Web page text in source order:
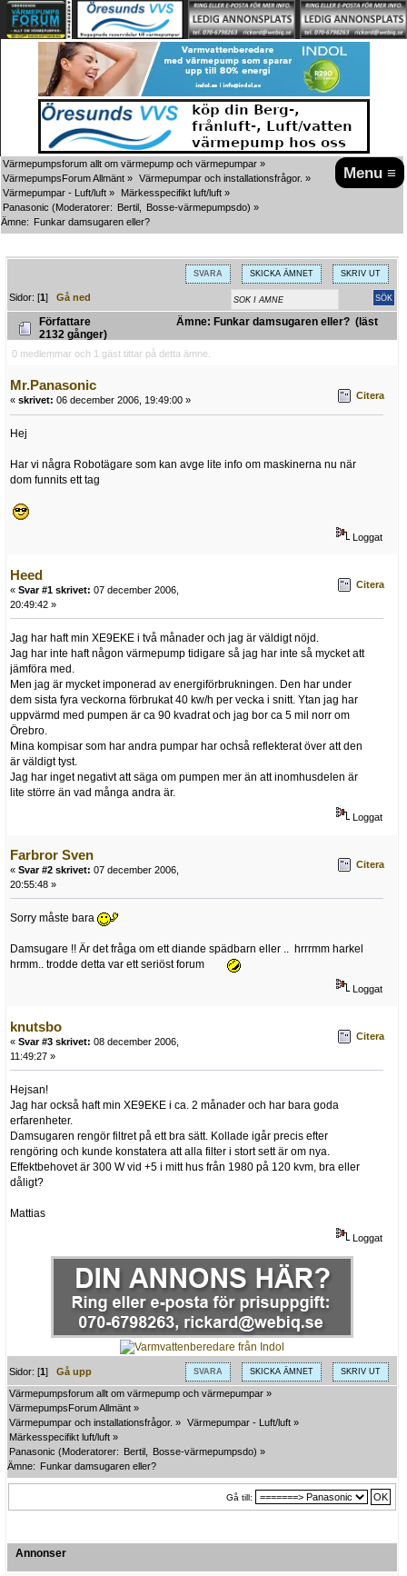
Menu ≡
Värmepumpsforum allt om värmepump och värmepumpar »
VärmepumpsForum Allmänt » Värmepumpar och installationsfrågor. »
Värmepumpar - Luft/luft » Märkesspecifikt luft/luft »
Panasonic (Moderatorer: Bertil Bosse-värmepumpsdo) »
Ämne: Funkar damsugaren eller?
SVARA SKICKA ÄMNET SKRIV UT
Sidor: [1]Gå ned
Författare
Ämne: Funkar damsugaren eller? (läst
2132 gånger)
0 medlemmar och 1 gäst tittar på detta ämne.
Mr.Panasonic
« skrivet: 06 december 2006, 19:49:00 » Citera
Hej
Har vi några Robotägare som kan avge lite info om maskinerna nu när
dom funnits ett tag
Loggat
Heed
« Svar #1 skrivet: 07 december 2006,
20:49:42 »
Citera
Jag har haft min XE9EKE i två månader och jag är väldigt nöjd.
Jag har inte haft någon värmepump tidigare så jag har inte så mycket att
jämföra med.
Men jag är mycket imponerad av energiförbrukningen. Den har under
dem sista fyra veckorna förbrukat 40 kw/h per vecka i snitt. Ytan jag har
uppvärmd med pumpen är ca 90 kvadrat och jag bor ca 5 mil norr om
Örebro.
Mina kompisar som har andra pumpar har ochså reflekterat över att den
är väldigt tyst.
Jag har inget negativt att säga om pumpen mer än att inomhusdelen är
lite större än vad många andra är.
Loggat
Farbror Sven
« Svar #2 skrivet: 07 december 2006,
20:55:48 »
Citera
Sorry måste bara
Damsugare !! Är det fråga om ett diande spädbarn eller .. hrrrmm harkel
hrmm.. trodde detta var ett seriöst forum
Loggat
knutsbo
« Svar #3 skrivet: 08 december 2006,
11:49:27 »
Citera
Hejsan!
Jag har också haft min XE9EKE i ca. 2 månader och har bara goda
erfarenheter.
Damsugaren rengör filtret på ett bra sätt. Kollade igår precis efter
rengöring och kunde konstatera att alla filter i stort sett är om nya.
Effektbehovet är 300 W vid +5 i mitt hus från 1980 på 120 kvm, bra eller
dåligt?
Mattias
Loggat
SVARA SKICKA ÄMNET SKRIV UT
Sidor: [1]Gå upp
Värmepumpsforum allt om värmepump och värmepumpar »
VärmepumpsForum Allmänt »
Värmepumpar och installationsfrågor. » Värmepumpar - Luft/luft »
Märkesspecifikt luft/luft »
Panasonic (Moderatorer: Bertil Bosse-värmepumpsdo) »
Ämne: Funkar damsugaren eller?
Gå till:
Annonser